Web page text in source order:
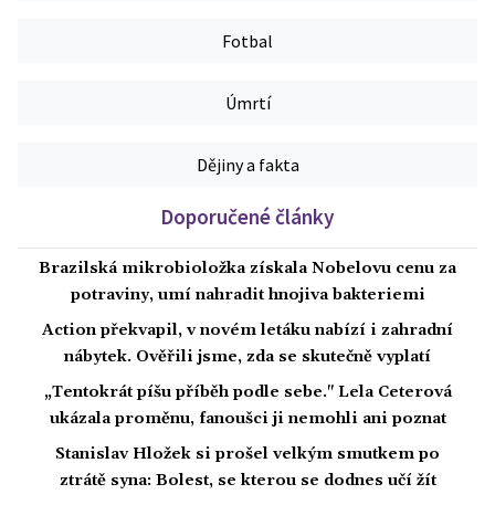
Fotbal
Úmrtí
Dějiny a fakta
Doporučené články
Brazilská mikrobioložka získala Nobelovu cenu za
potraviny, umí nahradit hnojiva bakteriemi
Action překvapil, v novém letáku nabízí i zahradní
nábytek. Ověřili jsme, zda se skutečně vyplatí
„Tentokrát píšu příběh podle sebe." Lela Ceterová
ukázala proměnu, fanoušci ji nemohli ani poznat
Stanislav Hložek si prošel velkým smutkem po
ztrátě syna: Bolest, se kterou se dodnes učí žít